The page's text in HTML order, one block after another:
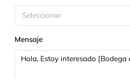
Seleccionar
Mensaje